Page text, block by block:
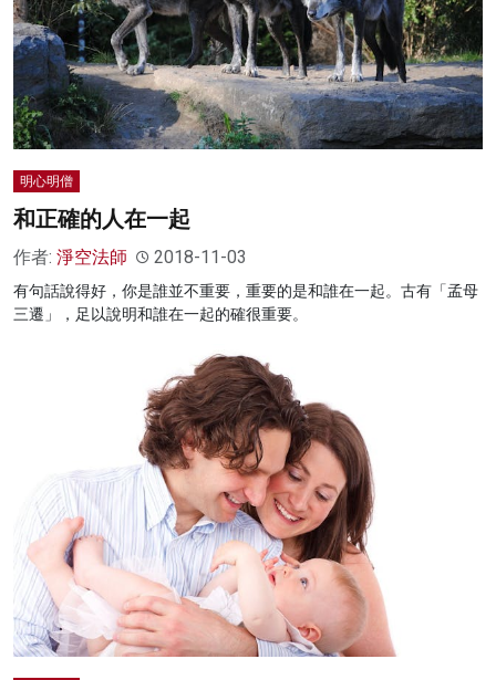
明心明僧
和正確的人在一起
作者: 淨空法師 2018-11-03
有句話說得好，你是誰並不重要，重要的是和誰在一起。古有「孟母
三遷」，足以說明和誰在一起的確很重要。